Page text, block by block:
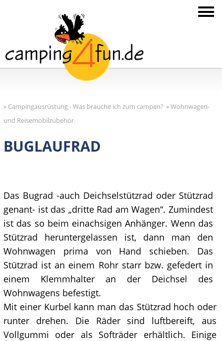
» Campingausrüstung - Was brauche ich zum campen? »Wohnwagen-
und Reisemobilzubehör
BUGLAUFRAD
Das Bugrad -auch Deichselstützrad oder Stützrad
genant- ist das „dritte Rad am Wagen“. Zumindest
ist das so beim einachsigen Anhänger. Wenn das
Stützrad heruntergelassen ist, dann man den
Wohnwagen prima von Hand schieben. Das
Stützrad ist an einem Rohr starr bzw. gefedert in
einem Klemmhalter an der Deichsel des
Wohnwagens befestigt.
Mit einer Kurbel kann man das Stützrad hoch oder
runter drehen. Die Räder sind luftbereift, aus
Vollgummi oder als Softräder erhältlich. Einige